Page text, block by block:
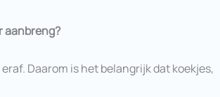
aanbreng?
Daarom is het belangrijk dat koekjes,